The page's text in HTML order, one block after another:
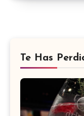
Te Has